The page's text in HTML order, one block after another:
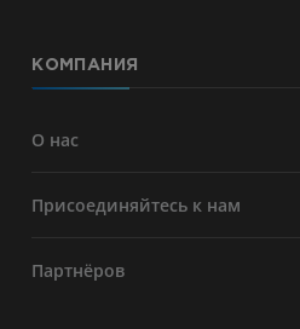
КОМПАНИЯ
О нас
Присоединяйтесь к нам
Партнёров